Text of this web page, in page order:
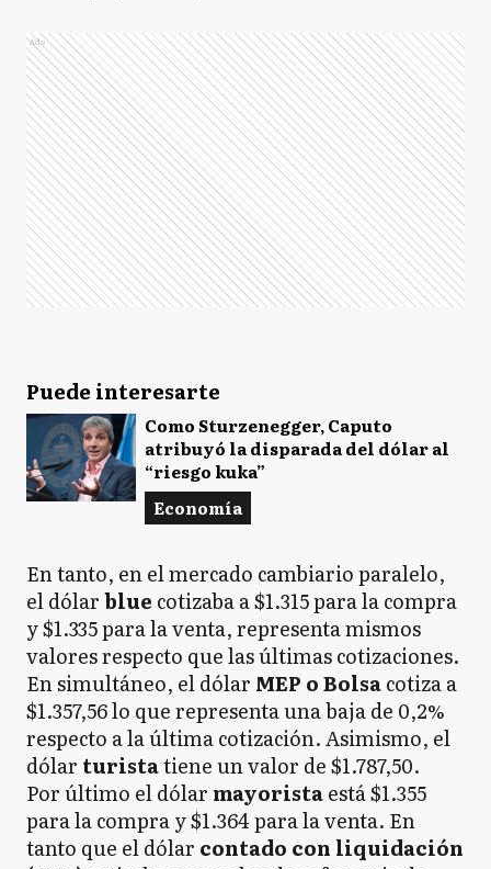
Ads
Puede interesarte
Como Sturzenegger, Caputo
atribuyó la disparada del dólar al
“riesgo kuka”
Economía
En tanto, en el mercado cambiario paralelo,
el dólarblue cotizaba a $1.315 para la compra
y $1.335 para la venta, representa mismos
valores respecto que las últimas cotizaciones.
En simultáneo, el dólar MEP o Bolsacotiza a
$1.357,56 lo que representa una baja de 0,2%
respecto a la última cotización. Asimismo, el
dólar turistatiene un valor de $1.787,50.
Por último el dólar mayoristaestá $1.355
para la compra y $1.364 para la venta. En
tanto que el dólar contado con liquidación